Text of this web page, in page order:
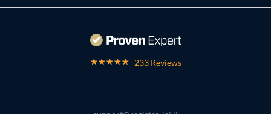
233 Reviews